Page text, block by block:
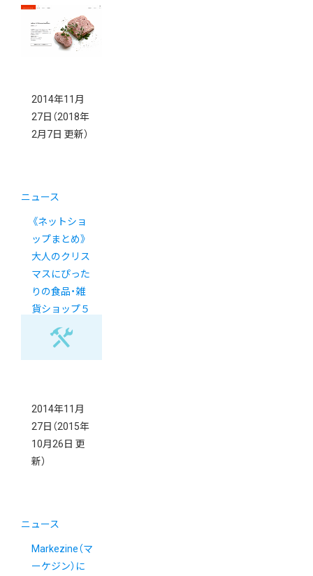
2014年11月
27日 （2018年
2月7日 更新）
ニュース
《ネットショ
ップまとめ》
大人のクリス
マスにぴった
りの食品・雑
貨ショップ５
2014年11月
27日 （2015年
10月26日 更
新）
ニュース
Markezine（マ
ーケジン）に